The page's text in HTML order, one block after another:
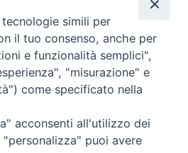
e Fax: 0565 32036
simili per
il tuo consenso, anche per
e funzionalità semplici",
"misurazione" e
come specificato nella
acconsenti all'utilizzo dei
puoi avere